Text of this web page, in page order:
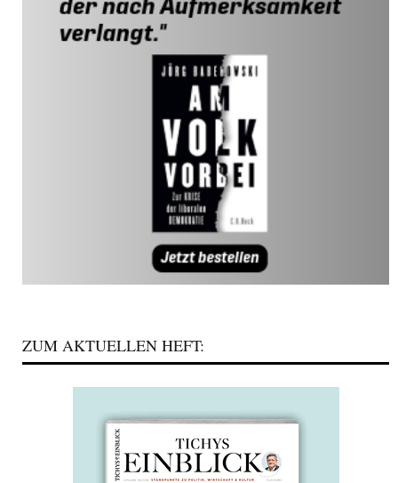
ZUM AKTUELLEN HEFT: